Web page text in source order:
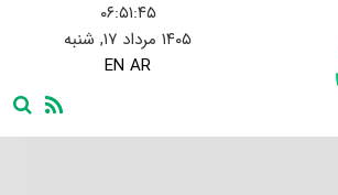
۰۶:۵۱:۴۶
۱۴۰۵ مرداد ۱۷, شنبه
EN AR